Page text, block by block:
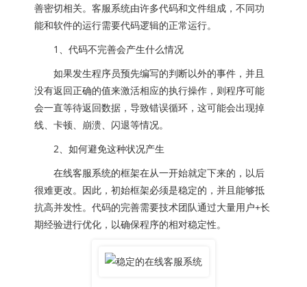
善密切相关。客服系统由许多代码和文件组成，不同功
能和软件的运行需要代码逻辑的正常运行。
1、代码不完善会产生什么情况
如果发生程序员预先编写的判断以外的事件，并且
没有返回正确的值来激活相应的执行操作，则程序可能
会一直等待返回数据，导致错误循环，这可能会出现掉
线、卡顿、崩溃、闪退等情况。
2、如何避免这种状况产生
在线客服系统的框架在从一开始就定下来的，以后
很难更改。因此，初始框架必须是稳定的，并且能够抵
抗高并发性。代码的完善需要技术团队通过大量用户+长
期经验进行优化，以确保程序的相对稳定性。